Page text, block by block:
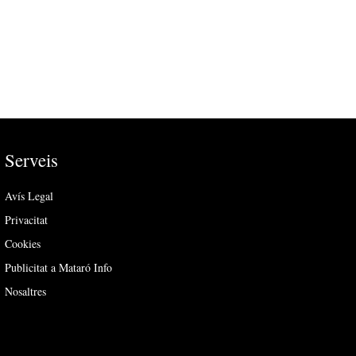
Serveis
Avís Legal
Privacitat
Cookies
Publicitat a Mataró Info
Nosaltres